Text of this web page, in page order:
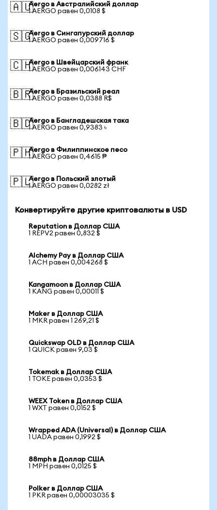
🇦🇺Aergo в Австралийский доллар
1 AERGO равен 0,0108 $
🇸🇬Aergo в Сингапурский доллар
1 AERGO равен 0,009716 $
🇨🇭Aergo в Швейцарский франк
1 AERGO равен 0,006143 CHF
🇧🇷Aergo в Бразильский реал
1 AERGO равен 0,0388 R$
🇧🇩Aergo в Бангладешская така
1 AERGO равен 0,9383 ৳
🇵🇭Aergo в Филиппинское песо
1 AERGO равен 0,4615 ₱
🇵🇱Aergo в Польский злотый
1 AERGO равен 0,0282 zł
Конвертируйте другие криптовалюты в USD
Reputation в Доллар США
1 REPV2 равен 0,832 $
Alchemy Pay в Доллар США
1 ACH равен 0,004268 $
Kangamoon в Доллар США
1 KANG равен 0,00011 $
Maker в Доллар США
1 MKR равен 1 269,21 $
Quickswap OLD в Доллар США
1 QUICK равен 9,03 $
Tokemak в Доллар США
1 TOKE равен 0,0353 $
WEEX Token в Доллар США
1 WXT равен 0,0152 $
Wrapped ADA (Universal) в Доллар США
1 UADA равен 0,1992 $
88mph в Доллар США
1 MPH равен 0,0125 $
Polker в Доллар США
1 PKR равен 0,00003035 $